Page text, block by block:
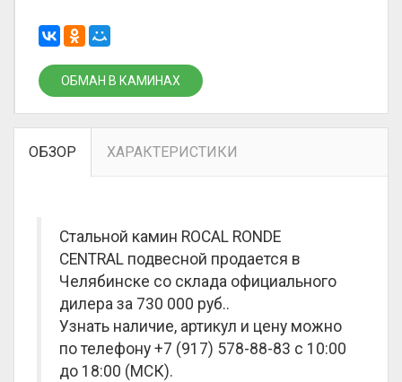
ОБМАН В КАМИНАХ
ОБЗОР ХАРАКТЕРИСТИКИ
Стальной камин ROCAL RONDE
CENTRAL подвесной продается в
Челябинске со склада официального
дилера за 730 000 руб..
Узнать наличие, артикул и цену можно
по телефону +7 (917) 578-88-83 с 10:00
до 18:00 (МСК).